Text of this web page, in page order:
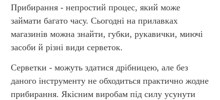
Прибирання - непростий процес, який може
займати багато часу. Сьогодні на прилавках
магазинів можна знайти, губки, рукавички, миючі
засоби й різні види серветок.
Серветки - можуть здатися дрібницею, але без
даного інструменту не обходиться практично жодне
прибирання. Якісним виробам під силу усунути